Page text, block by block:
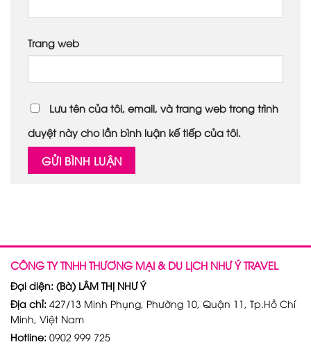
Trang web
Lưu tên của tôi, email, và trang web trong trình
duyệt này cho lần bình luận kế tiếp của tôi.
CÔNG TY TNHH THƯƠNG MẠI & DU LỊCH NHƯ Ý TRAVEL
Đại diện: (Bà) LÂM THỊ NHƯ Ý
Địa chỉ: 427/13 Minh Phụng, Phường 10, Quận 11, Tp.Hồ Chí
Minh, Việt Nam
Hotline: 0902 999 725